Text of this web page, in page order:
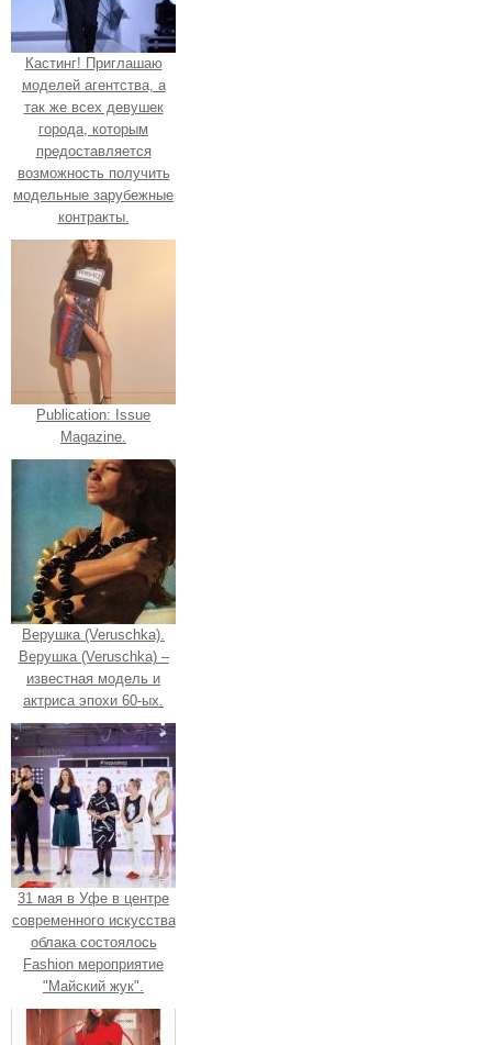
Кастинг! Приглашаю
моделей агентства, а
так же всех девушек
города, которым
предоставляется
возможность получить
модельные зарубежные
контракты.
Publication: Issue
Magazine.
Верушка (Veruschka).
Верушка (Veruschka) –
известная модель и
актриса эпохи 60-ых.
31 мая в Уфе в центре
современного искусства
облака состоялось
Fashion мероприятие
"Майский жук".